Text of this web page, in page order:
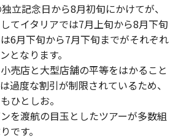
立記念日から8月初旬にかけてが、
てイタリアでは7月上旬から8月下旬
6月下旬から7月下旬までがそれぞれ
となります。
売店と大型店舗の平等をはかること
過度な割引が制限されているため、
ひとしお。
を渡航の目玉としたツアーが多数組
です。